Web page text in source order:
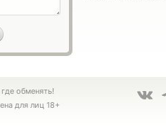
обменять!
для лиц 18+